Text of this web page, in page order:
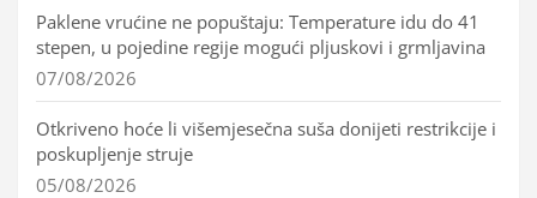
Paklene vrućine ne popuštaju: Temperature idu do 41
stepen, u pojedine regije mogući pljuskovi i grmljavina
07/08/2026
Otkriveno hoće li višemjesečna suša donijeti restrikcije i
poskupljenje struje
05/08/2026